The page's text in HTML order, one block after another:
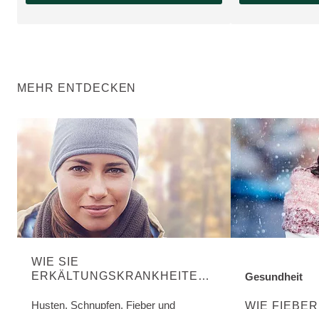
MEHR ENTDECKEN
WIE SIE
ERKÄLTUNGSKRANKHEITEN
Husten, Schnupfen, Fieber und
WIE
ENTDECKE
Gesundheit